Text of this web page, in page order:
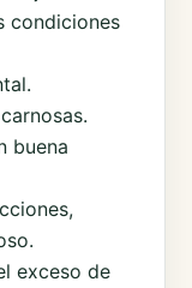
condiciones
buena
exceso de